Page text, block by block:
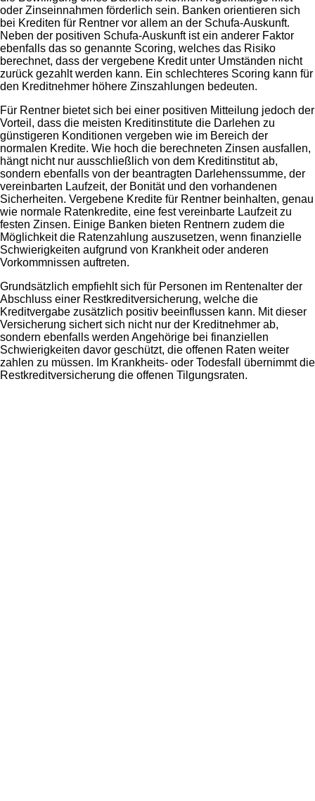
oder Zinseinnahmen förderlich sein. Banken orientieren sich
bei Krediten für Rentner vor allem an der Schufa-Auskunft.
Neben der positiven Schufa-Auskunft ist ein anderer Faktor
ebenfalls das so genannte Scoring, welches das Risiko
berechnet, dass der vergebene Kredit unter Umständen nicht
zurück gezahlt werden kann. Ein schlechteres Scoring kann für
den Kreditnehmer höhere Zinszahlungen bedeuten.
Für Rentner bietet sich bei einer positiven Mitteilung jedoch der
Vorteil, dass die meisten Kreditinstitute die Darlehen zu
günstigeren Konditionen vergeben wie im Bereich der
normalen Kredite. Wie hoch die berechneten Zinsen ausfallen,
hängt nicht nur ausschließlich von dem Kreditinstitut ab,
sondern ebenfalls von der beantragten Darlehenssumme, der
vereinbarten Laufzeit, der Bonität und den vorhandenen
Sicherheiten. Vergebene Kredite für Rentner beinhalten, genau
wie normale Ratenkredite, eine fest vereinbarte Laufzeit zu
festen Zinsen. Einige Banken bieten Rentnern zudem die
Möglichkeit die Ratenzahlung auszusetzen, wenn finanzielle
Schwierigkeiten aufgrund von Krankheit oder anderen
Vorkommnissen auftreten.
Grundsätzlich empfiehlt sich für Personen im Rentenalter der
Abschluss einer Restkreditversicherung, welche die
Kreditvergabe zusätzlich positiv beeinflussen kann. Mit dieser
Versicherung sichert sich nicht nur der Kreditnehmer ab,
sondern ebenfalls werden Angehörige bei finanziellen
Schwierigkeiten davor geschützt, die offenen Raten weiter
zahlen zu müssen. Im Krankheits- oder Todesfall übernimmt die
Restkreditversicherung die offenen Tilgungsraten.